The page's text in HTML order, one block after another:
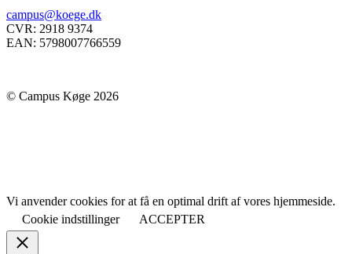
campus@koege.dk
CVR: 2918 9374
EAN: 5798007766559
© Campus Køge 2026
Vi anvender cookies for at få en optimal drift af vores hjemmeside.
Cookie indstillinger
ACCEPTER